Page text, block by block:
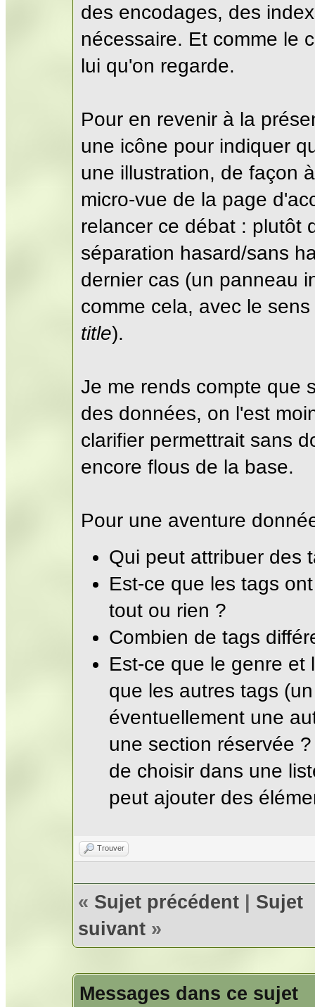
des encodages, des
nécessaire. Et comme le
lui qu'on regarde.
Pour en revenir à la
une icône pour indiquer
une illustration, de façon
micro-vue de la page
relancer ce débat : plutôt
séparation hasard/sans
dernier cas (un panneau
comme cela, avec le
title).
Je me rends compte que
des données, on l'est
clarifier permettrait sans
encore flous de la base.
Pour une aventure
Qui peut attribuer des
Est-ce que les tags
tout ou rien ?
Combien de tags
Est-ce que le genre et
que les autres tags
éventuellement une
une section réservée
de choisir dans une
peut ajouter des
Trouver
« Sujet précédent | Sujet
suivant »
Messages dans ce sujet